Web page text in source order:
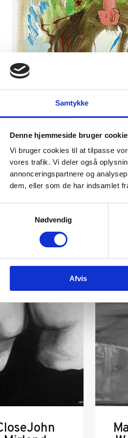
Samtykke
Denne hjemmeside bruger
Vi bruger cookies til at tilpasse
vores trafik. Vi deler også
annonceringspartnere og
dem, eller som de har indsamlet
Nødvendig
Afvis
varer